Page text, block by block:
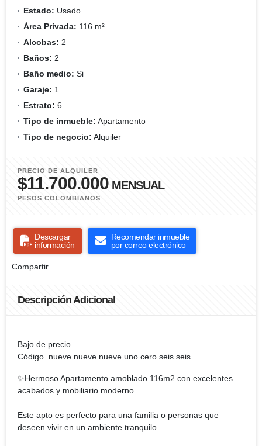
Estado: Usado
Área Privada: 116 m²
Alcobas: 2
Baños: 2
Baño medio: Si
Garaje: 1
Estrato: 6
Tipo de inmueble: Apartamento
Tipo de negocio: Alquiler
PRECIO DE ALQUILER
$11.700.000 MENSUAL
PESOS COLOMBIANOS
Descargar
información
Recomendar inmueble
por correo electrónico
Compartir
Descripción Adicional
Bajo de precio
Código. nueve nueve nueve uno cero seis seis .
✨Hermoso Apartamento amoblado 116m2 con excelentes
acabados y mobiliario moderno.
Este apto es perfecto para una familia o personas que
deseen vivir en un ambiente tranquilo.